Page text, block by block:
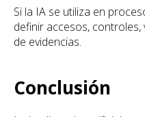
Si la IA se utiliza en
definir accesos,
de evidencias.
Conclusión